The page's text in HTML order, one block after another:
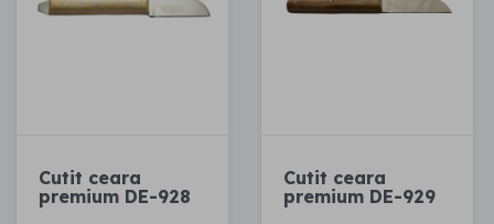
Cutit ceara
premium DE-928
Cutit ceara
premium DE-929